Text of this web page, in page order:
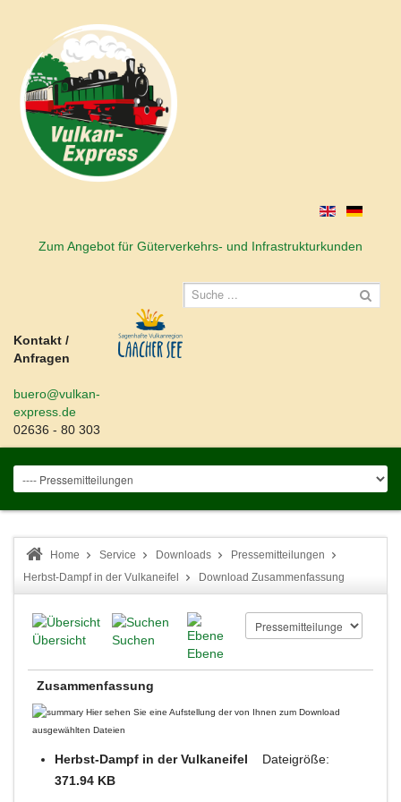
Zum Angebot für Güterverkehrs- und Infrastrukturkunden
Kontakt /
Anfragen
buero@vulkan-
express.de
02636 - 80 303
Home Service Downloads
Pressemitteilungen
Herbst-Dampf in der Vulkaneifel
Download Zusammenfassung
Übersicht
Suchen
Ebene
Zusammenfassung
Hier sehen Sie eine Aufstellung der von Ihnen zum Download
ausgewählten Dateien
Herbst-Dampf in der Vulkaneifel Dateigröße:
371.94 KB